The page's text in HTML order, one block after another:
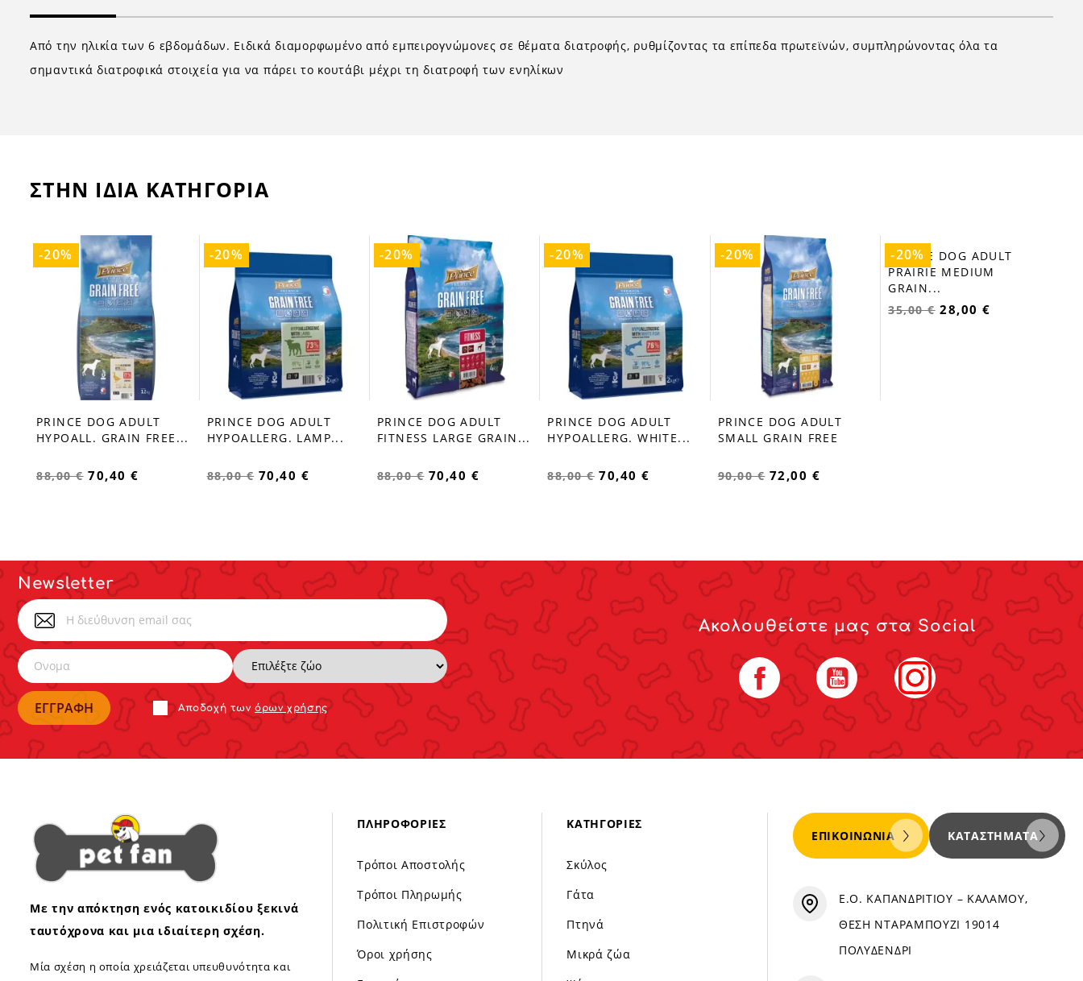
Από την ηλικία των 6 εβδομάδων. Ειδικά διαμορφωμένο από εμπειρογνώμονες σε θέματα διατροφής, ρυθμίζοντας τα επίπεδα πρωτεϊνών, συμπληρώνοντας όλα τα
σημαντικά διατροφικά στοιχεία για να πάρει το κουτάβι μέχρι τη διατροφή των ενηλίκων
ΣΤΗΝ ΙΔΙΑ ΚΑΤΗΓΟΡΙΑ
favorite_border
PRINCE DOG ADULT
HYPOALL. GRAIN FREE...
88,00 € 70,40 €
-20%
favorite_border
PRINCE DOG ADULT
HYPOALLERG. LAMP...
88,00 € 70,40 €
-20%
favorite_border
PRINCE DOG ADULT
FITNESS LARGE GRAIN...
88,00 € 70,40 €
-20%
favorite_border
PRINCE DOG ADULT
HYPOALLERG. WHITE...
88,00 € 70,40 €
-20%
favorite_border
PRINCE DOG ADULT
SMALL GRAIN FREE
90,00 € 72,00 €
-20% -20%
Newsletter
Αποδoχή τωνόρων χρήσης
Ακολουθείστε μας στα Social
Facebook YouTube Instagram
Με την απόκτηση ενός κατοικιδίου ξεκινά
ταυτόχρονα και μια ιδιαίτερη σχέση.
Μία σχέση η οποία χρειάζεται υπευθυνότητα και
ΠΛΗΡΟΦΟΡΊΕΣ
Τρόποι Αποστολής
Τρόποι Πληρωμής
Πολιτική Επιστροφών
Όροι χρήσης
ΚΑΤΗΓΟΡΊΕΣ
Σκύλος
Γάτα
Πτηνά
Μικρά ζώα
ΕΠΙΚΟΙΝΩΝΊΑ ΚΑΤΑΣΤΉΜΑΤΑ
Ε.Ο. ΚΑΠΑΝΔΡΙΤΙΟΥ – ΚΑΛΑΜΟΥ,
ΘΕΣΗ ΝΤΑΡΑΜΠΟΥΖΙ 19014
ΠΟΛΥΔΕΝΔΡΙ